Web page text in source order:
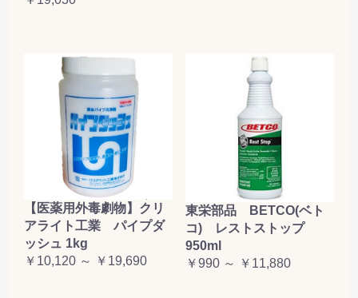
【医薬用外毒劇物】クリ
アライト工業 パイプダ
ッシュ 1kg
￥10,120 ～ ￥19,690
東栄部品 BETCO(ベト
コ) レストストップ
950ml
￥990 ～ ￥11,880